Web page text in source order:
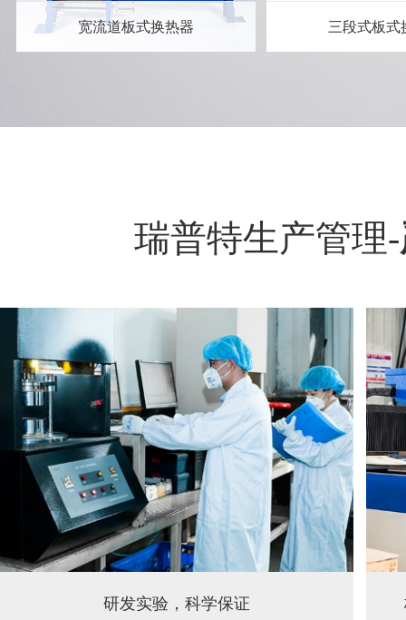
宽流道板式换热器 三段式板式
瑞普特生产管理-
板式换热器厂家的激光加工，保证精度